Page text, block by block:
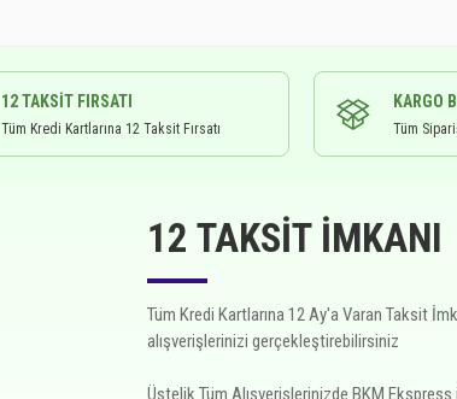
12 TAKSIT FIRSATI
Tüm Kredi Kartlarına 12 Taksit Fırsatı
KARGO
Tüm
12 TAKSIT İMKANI
Tüm Kredi Kartlarına 12 Ay'a Varan Taksit
alışverişlerinizi gerçekleştirebilirsiniz
Üstelik Tüm Alışverişlerinizde BKM Ekspress